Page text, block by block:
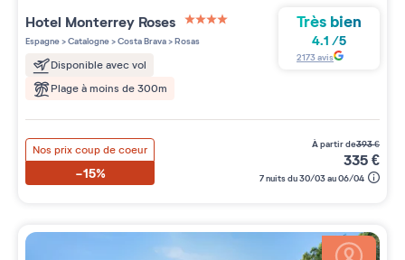
Hotel Monterrey Roses
4 étoiles sur 5
Espagne>Catalogne>Costa Brava>Rosas
Disponible avec vol
Plage à moins de 300m
Très bien
4.1 /5
2173avis
Nos prix coup de coeur
-15%
à partir de393€
335€
7 nuits du 30/03 au 06/04